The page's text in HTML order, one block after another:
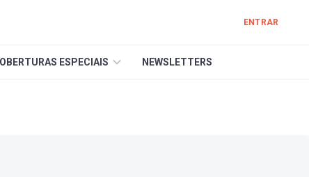
ENTRAR
ESPECIAIS NEWSLETTERS